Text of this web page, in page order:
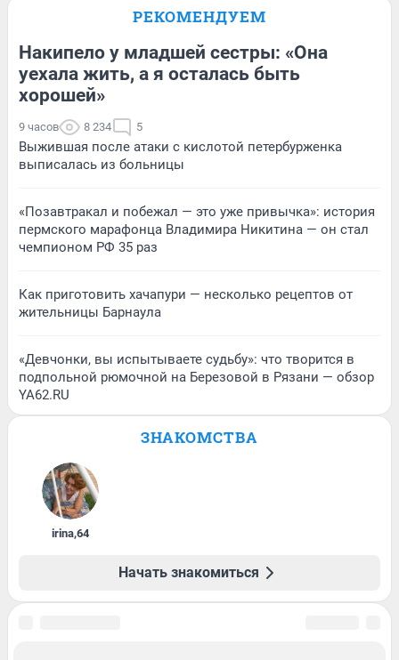
РЕКОМЕНДУЕМ
Накипело у младшей сестры: «Она
уехала жить, а я осталась быть
хорошей»
9 часов 8 234 5
Выжившая после атаки с кислотой петербурженка
выписалась из больницы
«Позавтракал и побежал — это уже привычка»: история
пермского марафонца Владимира Никитина — он стал
чемпионом РФ 35 раз
Как приготовить хачапури — несколько рецептов от
жительницы Барнаула
«Девчонки, вы испытываете судьбу»: что творится в
подпольной рюмочной на Березовой в Рязани — обзор
YA62.RU
ЗНАКОМСТВА
irina,64
Начать знакомиться